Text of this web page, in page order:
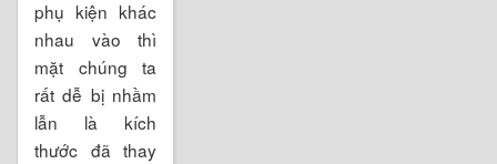
phụ kiện khác
nhau vào thì
mặt chúng ta
rất dễ bị nhầm
lẫn là kích
thước đã thay